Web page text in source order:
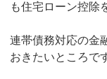
も住宅ローン控除
連帯債務対応の金
おきたいところで